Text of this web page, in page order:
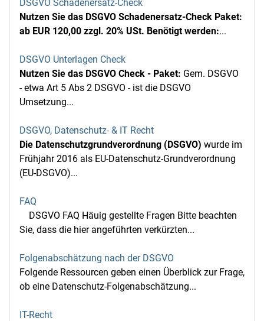
DSGVO Schadenersatz-Check
Nutzen Sie das DSGVO Schadenersatz-Check Paket:
ab EUR 120,00 zzgl. 20% USt. Benötigt werden:...
DSGVO Unterlagen Check
Nutzen Sie das DSGVO Check - Paket: Gem. DSGVO
- etwa Art 5 Abs 2 DSGVO - ist die DSGVO
Umsetzung...
DSGVO, Datenschutz- & IT Recht
Die Datenschutzgrundverordnung (DSGVO) wurde im
Frühjahr 2016 als EU-Datenschutz-Grundverordnung
(EU-DSGVO)...
FAQ
DSGVO FAQ Häuig gestellte Fragen Bitte beachten
Sie, dass die hier angeführten verkürzten...
Folgenabschätzung nach der DSGVO
Folgende Ressourcen geben einen Überblick zur Frage,
ob eine Datenschutz-Folgenabschätzung...
IT-Recht